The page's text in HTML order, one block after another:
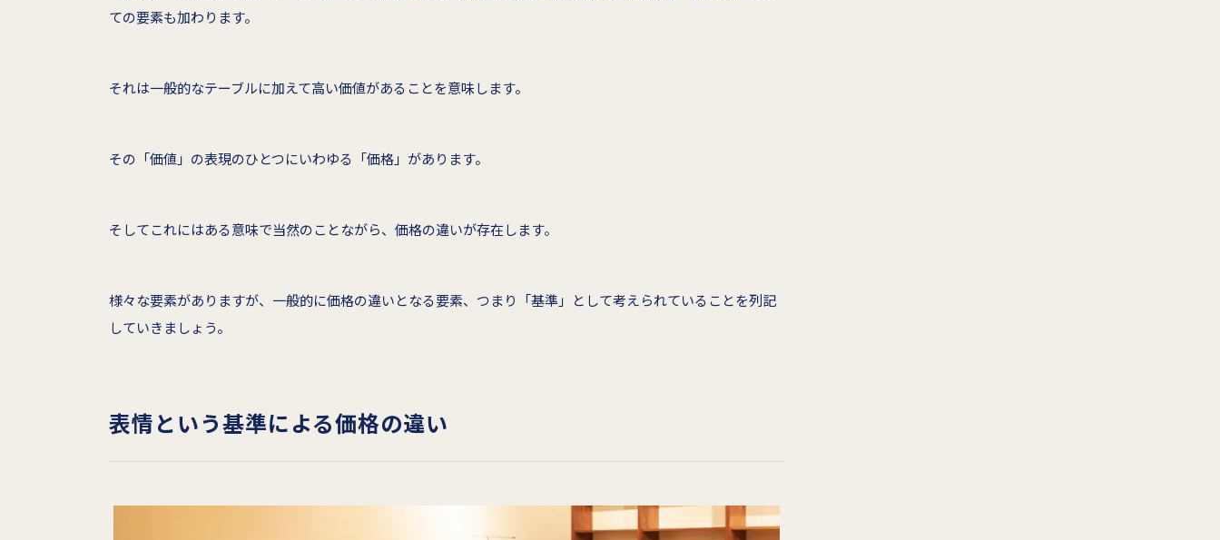
ての要素も加わります。
それは一般的なテーブルに加えて高い価値があることを意味します。
その「価値」の表現のひとつにいわゆる「価格」があります。
そしてこれにはある意味で当然のことながら、価格の違いが存在します。
様々な要素がありますが、一般的に価格の違いとなる要素、つまり「基準」として考えられていることを列記
していきましょう。
表情という基準による価格の違い